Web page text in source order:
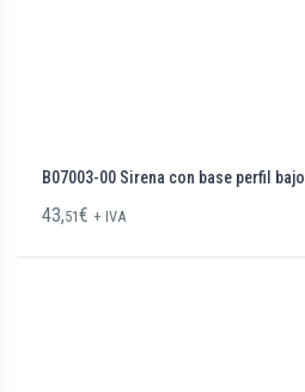
B07003-00 Sirena con base perfil bajo
43,51€ + IVA